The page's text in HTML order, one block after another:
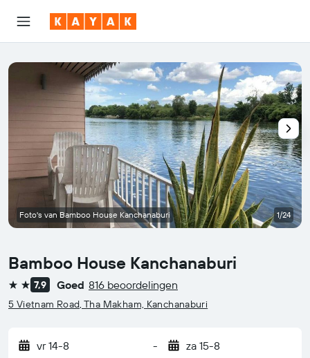
Bamboo House Kanchanaburi
2 sterren
7,9 Goed 816 beoordelingen
5 Vietnam Road, Tha Makham, Kanchanaburi
vr 14-8 - za 15-8
Foto's van Bamboo House Kanchanaburi 1/24